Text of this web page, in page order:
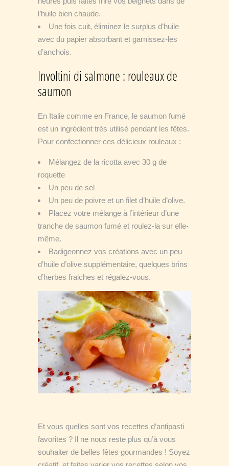
l’huile bien chaude.
Une fois cuit, éliminez le surplus d’huile
avec du papier absorbant et garnissez-les
d’anchois.
Involtini di salmone : rouleaux de
saumon
En Italie comme en France, le saumon fumé
est un ingrédient très utilisé pendant les fêtes.
Pour confectionner ces délicieux rouleaux :
Mélangez de la ricotta avec 30 g de
roquette
Un peu de sel
Un peu de poivre et un filet d’huile d’olive.
Placez votre mélange à l’intérieur d’une
tranche de saumon fumé et roulez-la sur elle-
même.
Badigeonnez vos créations avec un peu
d’huile d’olive supplémentaire, quelques brins
d’herbes fraiches et régalez-vous.
Et vous quelles sont vos recettes d’antipasti
favorites ? Il ne nous reste plus qu’à vous
souhaiter de belles fêtes gourmandes ! Soyez